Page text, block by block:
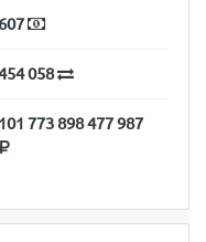
607
058
101 773 898 477 987